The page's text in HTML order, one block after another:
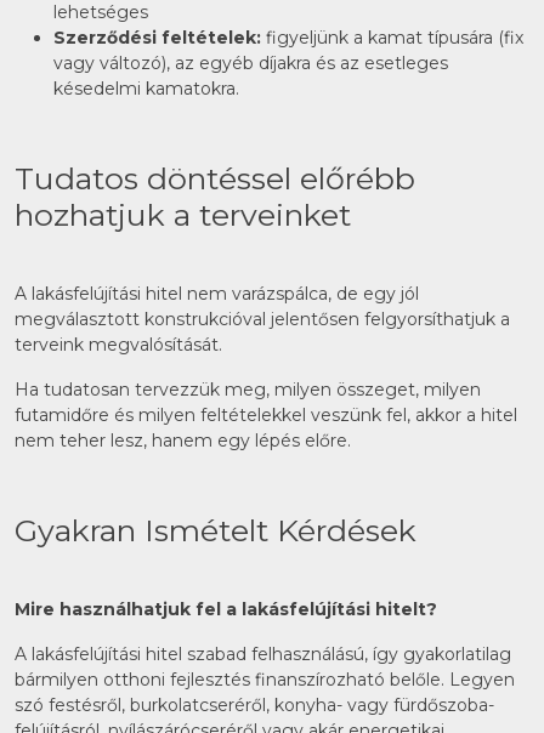
lehetséges
Szerződési feltételek: figyeljünk a kamat típusára (fix
vagy változó), az egyéb díjakra és az esetleges
késedelmi kamatokra.
Tudatos döntéssel előrébb
hozhatjuk a terveinket
A lakásfelújítási hitel nem varázspálca, de egy jól
megválasztott konstrukcióval jelentősen felgyorsíthatjuk a
terveink megvalósítását.
Ha tudatosan tervezzük meg, milyen összeget, milyen
futamidőre és milyen feltételekkel veszünk fel, akkor a hitel
nem teher lesz, hanem egy lépés előre.
Gyakran Ismételt Kérdések
Mire használhatjuk fel a lakásfelújítási hitelt?
A lakásfelújítási hitel szabad felhasználású, így gyakorlatilag
bármilyen otthoni fejlesztés finanszírozható belőle. Legyen
szó festésről, burkolatcseréről, konyha- vagy fürdőszoba-